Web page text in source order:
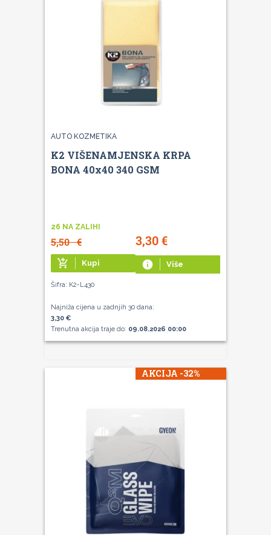
AUTO KOZMETIKA
K2 VIŠENAMJENSKA KRPA
BONA 40x40 340 GSM
26 NA ZALIHI
5,50€ 3,30€
add_shopping_cart Kupi info Više
Šifra: K2-L430
Najniža cijena u zadnjih 30 dana:
3,30 €
Trenutna akcija traje do: 09.08.2026 00:00
AKCIJA -32%